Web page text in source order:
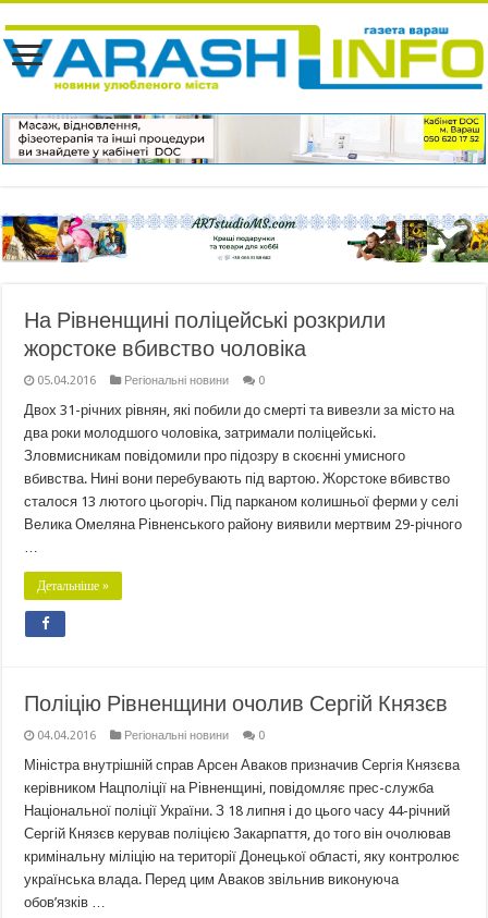
На Рівненщині поліцейські розкрили
жорстоке вбивство чоловіка
05.04.2016 Регіональні новини 0
Двох 31-річних рівнян, які побили до смерті та вивезли за місто на
два роки молодшого чоловіка, затримали поліцейські.
Зловмисникам повідомили про підозру в скоєнні умисного
вбивства. Нині вони перебувають під вартою. Жорстоке вбивство
сталося 13 лютого цьогоріч. Під парканом колишньої ферми у селі
Велика Омеляна Рівненського району виявили мертвим 29-річного
…
Детальніше »
Поліцію Рівненщини очолив Сергій Князєв
04.04.2016 Регіональні новини 0
Міністра внутрішній справ Арсен Аваков призначив Сергія Князєва
керівником Нацполіції на Рівненщині, повідомляє прес-служба
Національної поліції України. З 18 липня і до цього часу 44-річний
Сергій Князєв керував поліцією Закарпаття, до того він очолював
кримінальну міліцію на території Донецької області, яку контролює
українська влада. Перед цим Аваков звільнив виконуюча
обов’язків …